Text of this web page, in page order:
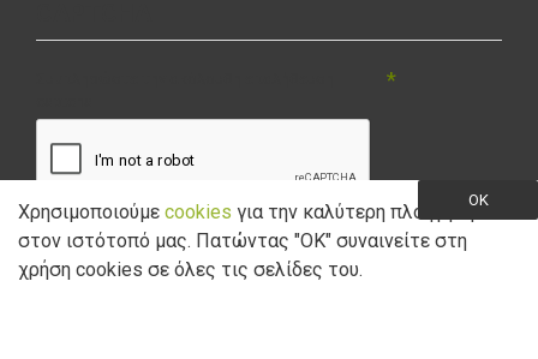
Έχω διαβάσει και αποδέχομαι την Πολιτική Απορρήτου
OK
Χρησιμοποιούμε cookies για την καλύτερη πλοήγηση
στον ιστότοπό μας. Πατώντας "ΟK" συναινείτε στη
χρήση cookies σε όλες τις σελίδες του.